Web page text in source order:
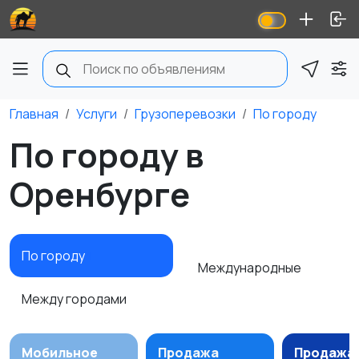
Главная Услуги Грузоперевозки По городу
По городу в
Оренбурге
По городу
Между городами
Международные
Мобильное
Продажа
Продажа